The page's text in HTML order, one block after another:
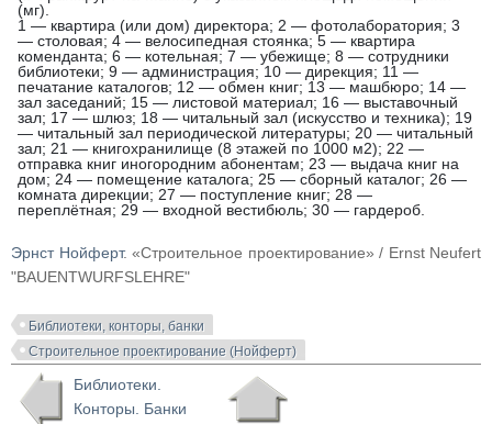
(мг).
1 — квартира (или дом) директора; 2 — фотолаборатория; 3
— столовая; 4 — велосипедная стоянка; 5 — квартира
коменданта; 6 — котельная; 7 — убежище; 8 — сотрудники
библиотеки; 9 — администрация; 10 — дирекция; 11 —
печатание каталогов; 12 — обмен книг; 13 — машбюро; 14 —
зал заседаний; 15 — листовой материал; 16 — выставочный
зал; 17 — шлюз; 18 — читальный зал (искусство и техника); 19
— читальный зал периодической литературы; 20 — читальный
зал; 21 — книгохранилище (8 этажей по 1000 м2); 22 —
отправка книг иногородним абонентам; 23 — выдача книг на
дом; 24 — помещение каталога; 25 — сборный каталог; 26 —
комната дирекции; 27 — поступление книг; 28 —
переплётная; 29 — входной вестибюль; 30 — гардероб.
Эрнст Нойферт. «Строительное проектирование» / Ernst Neufert
"BAUENTWURFSLEHRE"
Библиотеки, конторы, банки
Строительное проектирование (Нойферт)
Библиотеки.
Конторы. Банки